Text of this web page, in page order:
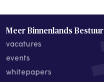
Meer Binnenlands Bestuur
vacatures
events
whitepapers